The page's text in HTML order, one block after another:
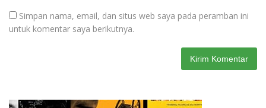
Simpan nama, email, dan situs web saya pada peramban ini
untuk komentar saya berikutnya.